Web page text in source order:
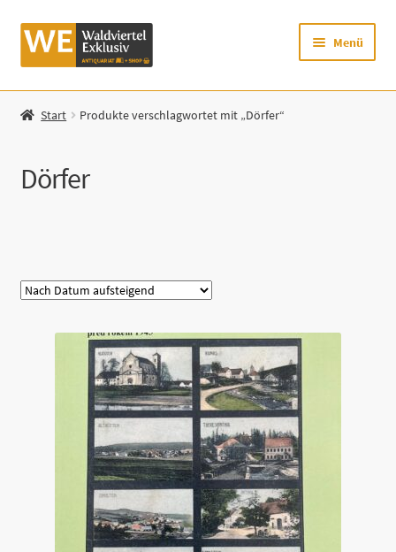
Zur
Navigation
Zum
Inhalt
Menü
Startseite
Mein Konto
Zur Waldviertel Exklusiv-Website
Start Produkte verschlagwortet mit „Dörfer“
Dörfer